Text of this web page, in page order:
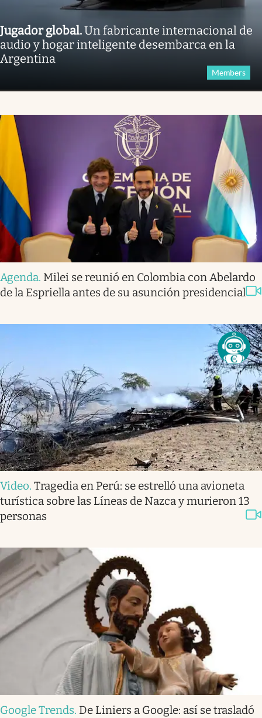
Jugador global.Un fabricante internacional de
audio y hogar inteligente desembarca en la
Argentina
Members
Agenda. Milei se reunió en Colombia con Abelardo
de la Espriella antes de su asunción presidencial
Video. Tragedia en Perú: se estrelló una avioneta
turística sobre las Líneas de Nazca y murieron 13
personas
Google Trends. De Liniers a Google: así se trasladó